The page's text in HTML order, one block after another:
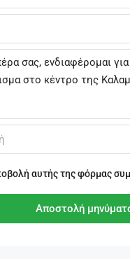
αυτής της φόρμας
Αποστολή